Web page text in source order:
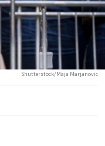
Shutterstock/Maja Marjanovic